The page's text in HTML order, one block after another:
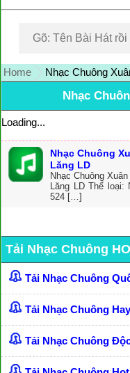
Home Nhạc Chuông
Nhạc
Loading...
Nhạc Chuông
Lăng LD
Nhạc Chuông
Lăng LD Thể loại:
524 […]
Tải Nhạc Chuông
Tải Nhạc Chuông
Tải Nhạc Chuông
Tải Nhạc Chuông